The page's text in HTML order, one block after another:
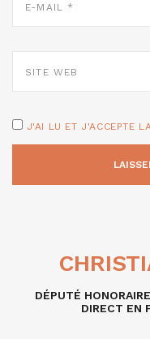
MAIL
WEB
J'AI LU ET J'ACCEPTE
DÉPUTÉ
DIRECT EN